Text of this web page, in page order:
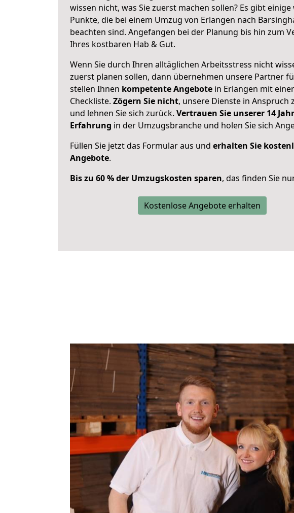
wissen nicht, was Sie zuerst machen sollen? Es gibt
Punkte, die bei einem Umzug von Erlangen nach
beachten sind. Angefangen bei der Planung bis hin zum
Ihres kostbaren Hab & Gut.
Wenn Sie durch Ihren alltäglichen Arbeitsstress nicht
zuerst planen sollen, dann übernehmen unsere Partner
stellen Ihnen kompetente Angebote in Erlangen mit einer
Checkliste. Zögern Sie nicht, unsere Dienste in Anspruch
und lehnen Sie sich zurück. Vertrauen Sie unserer 14
Erfahrung in der Umzugsbranche und holen Sie sich
Füllen Sie jetzt das Formular aus und erhalten Sie
Angebote.
Bis zu 60 % der Umzugskosten sparen, das finden Sie
Kostenlose Angebote erhalten